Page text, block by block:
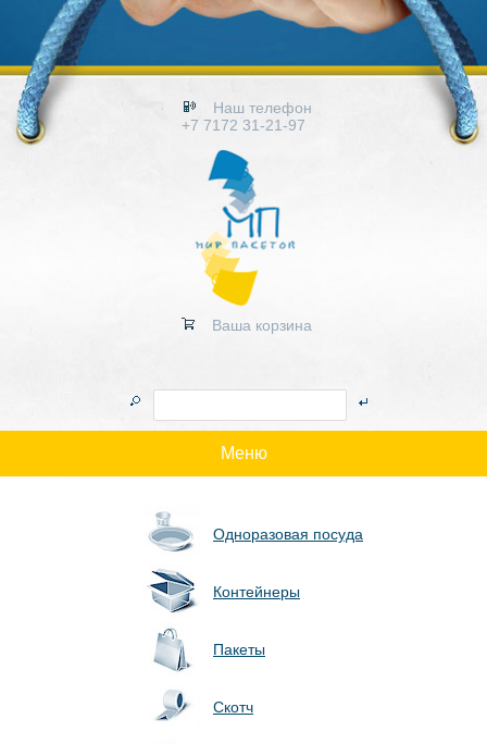
Наш телефон
+7 7172 31-21-97
Ваша корзина
Меню
Одноразовая посуда
Контейнеры
Пакеты
Скотч